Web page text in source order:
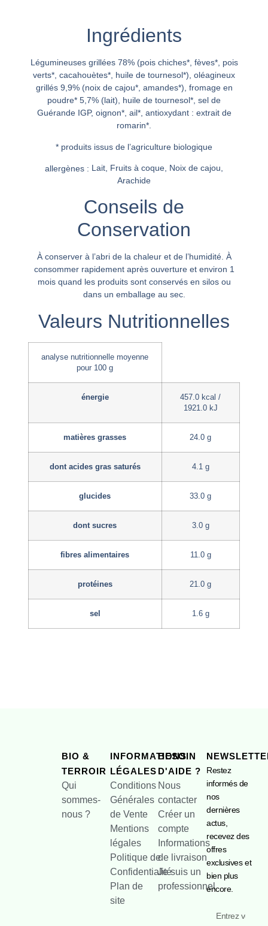
Ingrédients
Légumineuses grillées 78% (pois chiches*, fèves*, pois
verts*, cacahouètes*, huile de tournesol*), oléagineux
grillés 9,9% (noix de cajou*, amandes*), fromage en
poudre* 5,7% (lait), huile de tournesol*, sel de
Guérande IGP, oignon*, ail*, antioxydant : extrait de
romarin*.
* produits issus de l’agriculture biologique
allergènes : Lait, Fruits à coque, Noix de cajou,
Arachide
Conseils de
Conservation
À conserver à l’abri de la chaleur et de l’humidité. À
consommer rapidement après ouverture et environ 1
mois quand les produits sont conservés en silos ou
dans un emballage au sec.
Valeurs Nutritionnelles
analyse nutritionnelle moyenne
pour 100 g
énergie
457.0 kcal /
1921.0 kJ
matières grasses 24.0 g
dont acides gras saturés 4.1 g
glucides 33.0 g
dont sucres 3.0 g
fibres alimentaires 11.0 g
protéines 21.0 g
sel 1.6 g
BIO &
TERROIR
Qui
sommes-
nous ?
INFORMATIONS
LÉGALES
Conditions
Générales
de Vente
Mentions
légales
Politique de
Confidentialité
Plan de
site
BESOIN
D'AIDE ?
Nous
contacter
Créer un
compte
Informations
de livraison
Je suis un
professionnel
Restez
informés de
nos
dernières
actus,
recevez des
offres
exclusives et
bien plus
encore.